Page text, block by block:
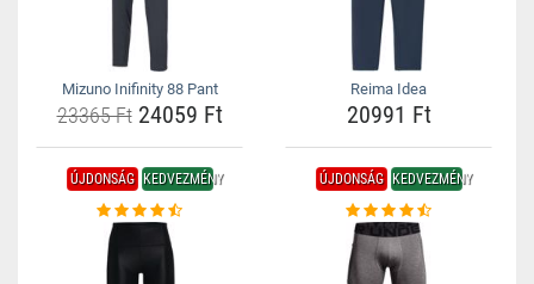
Mizuno Inifinity 88 Pant
23365 Ft24059 Ft
Reima Idea
20991 Ft
ÚJDONSÁG KEDVEZMÉNY ÚJDONSÁG KEDVEZMÉNY